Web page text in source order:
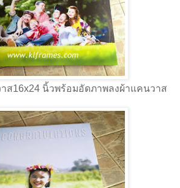
ส16x24 นิ้วพร้อมอัดภาพลงผ้าแคนวาส